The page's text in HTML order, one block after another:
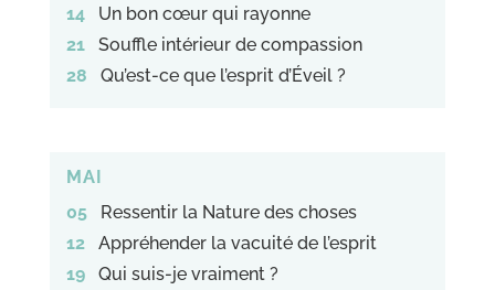
14Un bon cœur qui rayonne
21Souffle intérieur de compassion
28 Qu’est-ce que l’esprit d’Éveil ?
MAI
05Ressentir la Nature des choses
12Appréhender la vacuité de l’esprit
19Qui suis-je vraiment ?